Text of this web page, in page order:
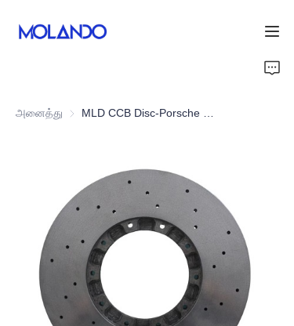
அனைத்து MLD CCB Disc-Porsche Panamera 971 Turbo 16+
Products
தீர்வுகள்
About Us
Contact Us